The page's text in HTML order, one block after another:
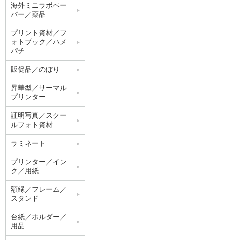
海外ミニラボペー
パー／薬品
プリント資材／フ
ォトブック／ハメ
パチ
販促品／のぼり
昇華型／サーマル
プリンター
証明写真／スクー
ルフォト資材
ラミネート
プリンター／イン
ク／用紙
額縁／フレーム／
スタンド
台紙／ホルダー／
用品